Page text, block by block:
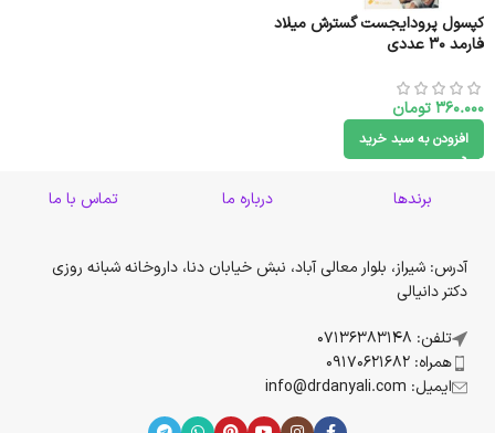
کپسول پرودایجست گسترش میلاد
فارمد 30 عددی
360.000تومان
افزودن به سبد خرید
برندها درباره ما تماس با ما
آدرس: شیراز، بلوار معالی آباد، نبش خیابان دنا، داروخانه شبانه روزی
دکتر دانیالی
تلفن: 07136383148
همراه: 09170621682
ایمیل: info@drdanyali.com